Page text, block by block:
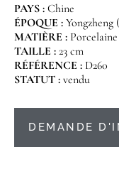
PAYS : Chine
ÉPOQUE : Yongzheng
MATIÈRE : Porcelaine
TAILLE : 23 cm
RÉFÉRENCE : D260
STATUT : vendu
DEMANDE